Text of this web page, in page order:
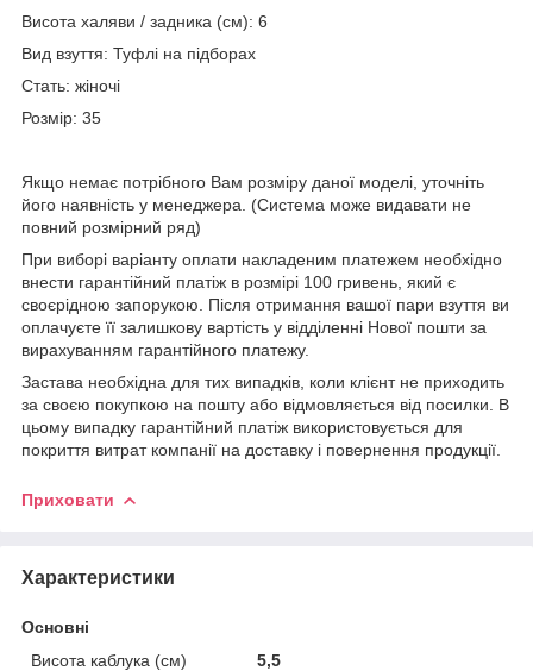
Висота халяви / задника (см): 6
Вид взуття: Туфлі на підборах
Стать: жіночі
Розмір: 35
Якщо немає потрібного Вам розміру даної моделі, уточніть
його наявність у менеджера. (Система може видавати не
повний розмірний ряд)
При виборі варіанту оплати накладеним платежем необхідно
внести гарантійний платіж в розмірі 100 гривень, який є
своєрідною запорукою. Після отримання вашої пари взуття ви
оплачуєте її залишкову вартість у відділенні Нової пошти за
вирахуванням гарантійного платежу.
Застава необхідна для тих випадків, коли клієнт не приходить
за своєю покупкою на пошту або відмовляється від посилки. В
цьому випадку гарантійний платіж використовується для
покриття витрат компанії на доставку і повернення продукції.
Приховати
Характеристики
Основні
Висота каблука (см)
5,5